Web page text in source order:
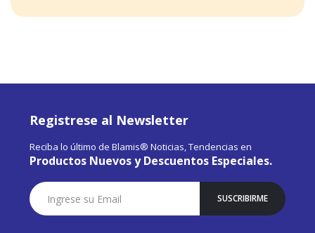
Registrese al Newsletter
Reciba lo último de Blamis® Noticias, Tendencias en
Productos Nuevos y Descuentos Especiales.
Suscríbase
a
Nuestro
SUSCRIBIRME